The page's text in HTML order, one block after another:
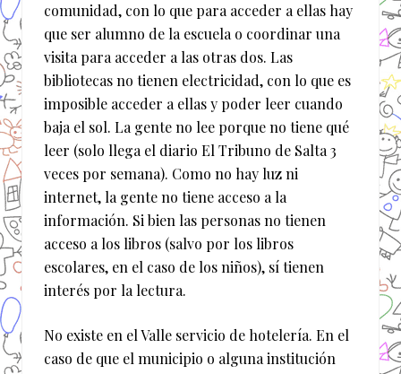
comunidad, con lo que para acceder a ellas hay
que ser alumno de la escuela o coordinar una
visita para acceder a las otras dos. Las
bibliotecas no tienen electricidad, con lo que es
imposible acceder a ellas y poder leer cuando
baja el sol. La gente no lee porque no tiene qué
leer (solo llega el diario El Tribuno de Salta 3
veces por semana). Como no hay luz ni
internet, la gente no tiene acceso a la
información. Si bien las personas no tienen
acceso a los libros (salvo por los libros
escolares, en el caso de los niños), sí tienen
interés por la lectura.
No existe en el Valle servicio de hotelería. En el
caso de que el municipio o alguna institución